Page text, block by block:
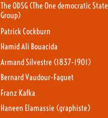
The ODSG (The One democratic State
Group)
Patrick Cockburn
Hamid Ali Bouacida
Armand Silvestre (1837-1901)
Bernard Vaudour-Faguet
Franz Kafka
Haneen Elamassie (graphiste)